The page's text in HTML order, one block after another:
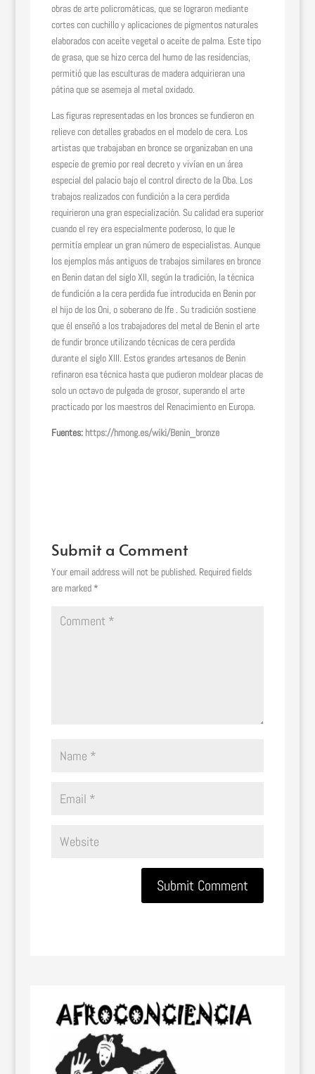
obras de arte policromáticas, que se lograron mediante
cortes con cuchillo y aplicaciones de pigmentos naturales
elaborados con aceite vegetal o aceite de palma. Este tipo
de grasa, que se hizo cerca del humo de las residencias,
permitió que las esculturas de madera adquirieran una
pátina que se asemeja al metal oxidado.
Las figuras representadas en los bronces se fundieron en
relieve con detalles grabados en el modelo de cera. Los
artistas que trabajaban en bronce se organizaban en una
especie de gremio por real decreto y vivían en un área
especial del palacio bajo el control directo de la Oba. Los
trabajos realizados con fundición a la cera perdida
requirieron una gran especialización. Su calidad era superior
cuando el rey era especialmente poderoso, lo que le
permitía emplear un gran número de especialistas. Aunque
los ejemplos más antiguos de trabajos similares en bronce
en Benin datan del siglo XII, según la tradición, la técnica
de fundición a la cera perdida fue introducida en Benin por
el hijo de los Oni, o soberano de Ife . Su tradición sostiene
que él enseñó a los trabajadores del metal de Benin el arte
de fundir bronce utilizando técnicas de cera perdida
durante el siglo XIII. Estos grandes artesanos de Benin
refinaron esa técnica hasta que pudieron moldear placas de
solo un octavo de pulgada de grosor, superando el arte
practicado por los maestros del Renacimiento en Europa.
Fuentes: https://hmong.es/wiki/Benin_bronze
Submit a Comment
Your email address will not be published. Required fields
are marked *